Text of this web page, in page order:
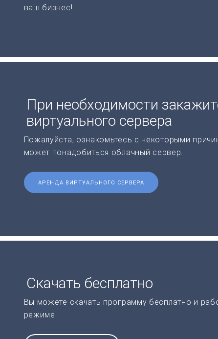
ваш бизнес!
При необходимости
виртуального сервера
Пожалуйста, ознакомьтесь с некоторыми
может понадобиться облачный сервер.
АРЕНДА ВИРТУАЛЬНОГО СЕРВЕРА
Скачать бесплатно
Вы можете скачать программу бесплатно и
режиме